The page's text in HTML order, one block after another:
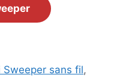
Sweeper sans fil,